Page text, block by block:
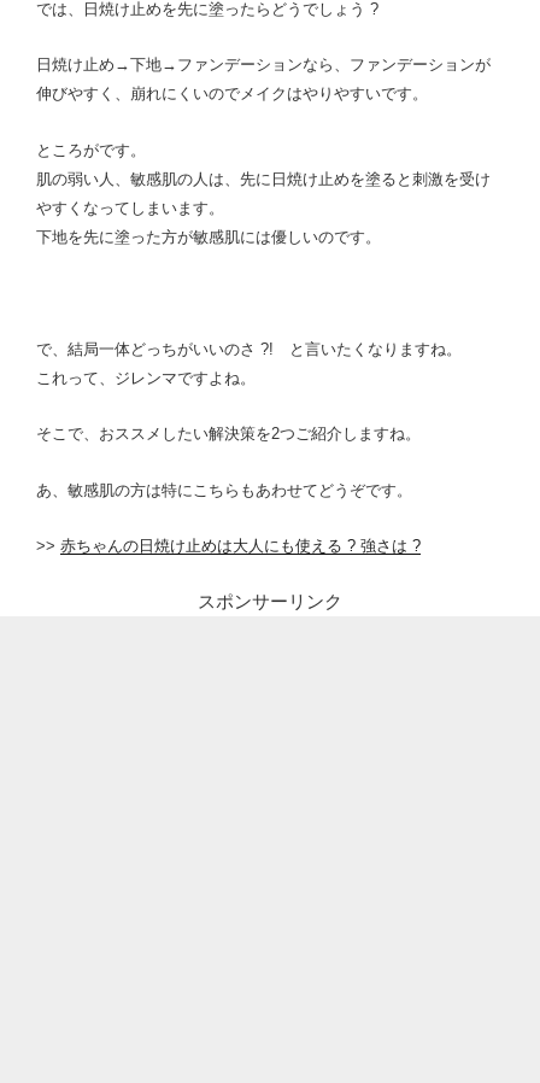
では、日焼け止めを先に塗ったらどうでしょう ?
日焼け止め→下地→ファンデーションなら、ファンデーションが
伸びやすく、崩れにくいのでメイクはやりやすいです。
ところがです。
肌の弱い人、敏感肌の人は、先に日焼け止めを塗ると刺激を受け
やすくなってしまいます。
下地を先に塗った方が敏感肌には優しいのです。
で、結局一体どっちがいいのさ ?! と言いたくなりますね。
これって、ジレンマですよね。
そこで、おススメしたい解決策を2つご紹介しますね。
あ、敏感肌の方は特にこちらもあわせてどうぞです。
>> 赤ちゃんの日焼け止めは大人にも使える ? 強さは ?
スポンサーリンク